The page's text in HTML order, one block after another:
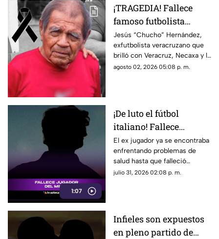
¡TRAGEDIA! Fallece
famoso futbolista
veracruzano y
seleccionado nacional;
esto se sabe
Jesús “Chucho” Hernández,
exfutbolista veracruzano que
brilló con Veracruz, Necaxa y la
Selección Mexicana, falleció
agosto 02, 2026 05:08 p. m.
1:07
¡De luto el fútbol
italiano! Fallece
jugador del Milán; esto
se sabe
El ex jugador ya se encontraba
enfrentando problemas de
salud hasta que falleció
provocando una ola de
julio 31, 2026 02:08 p. m.
Infieles son expuestos
en pleno partido de